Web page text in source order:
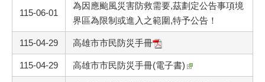
115-06-01
為因應颱風災害防救需要,茲劃定公告事項境
界區為限制或進入之範圍,特予公告！
115-04-29 高雄市市民防災手冊
115-04-29 高雄市市民防災手冊(電子書)